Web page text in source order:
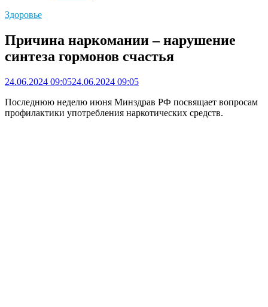
Здоровье
Причина наркомании – нарушение
синтеза гормонов счастья
24.06.2024 09:0524.06.2024 09:05
Последнюю неделю июня Минздрав РФ посвящает вопросам
профилактики употребления наркотических средств.